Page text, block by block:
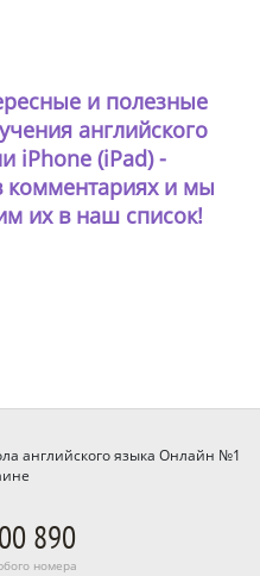
и полезные
английского
iPhone (iPad) -
комментариях и мы
их в наш список!
английского языка Онлайн №1
890
номера